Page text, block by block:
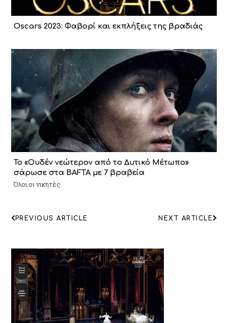
Oscars 2023: Φαβορί και εκπλήξεις της βραδιάς
To «Ουδέν νεώτερον από το Δυτικό Μέτωπο»
σάρωσε στα BAFTA με 7 βραβεία
Όλοι οι νικητές
ΠΛΟΗΓΗΣΗ
NEXT ARTICLE
PREVIOUS ARTICLE